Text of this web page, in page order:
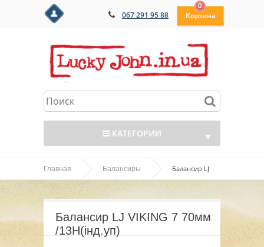
067 291 95 88
0
КАТЕГОРИИ ▼
▼
Главная Балансиры Балансир LJ
VIKING 7 70мм /13H(інд.уп)
Балансир LJ VIKING 7 70мм
/13H(інд.уп)